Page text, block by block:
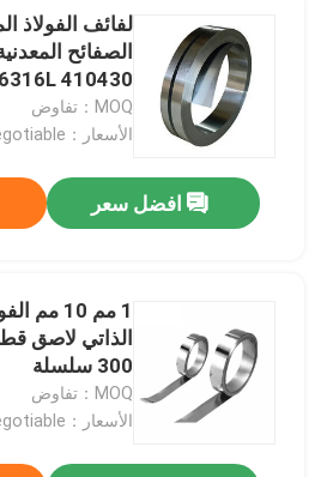
لفائف الفولاذ
الصفائح
201304316316L 410430
MOQ：تفاوض
الأسعار：negotiable
افضل سعر
1 مم 10
الذاتي لاصق
300 سلسلة
MOQ：تفاوض
الأسعار：negotiable